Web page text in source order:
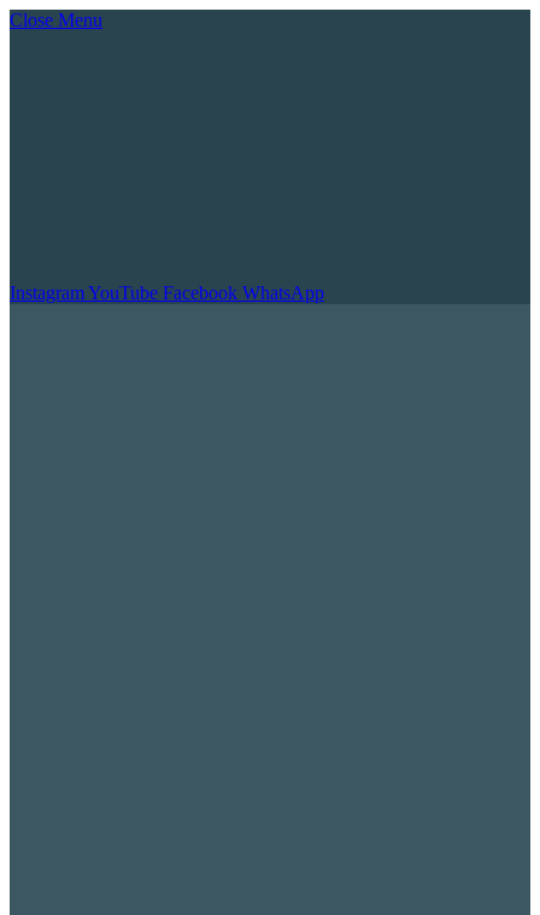
Close Menu
InstagramYouTube Facebook WhatsApp